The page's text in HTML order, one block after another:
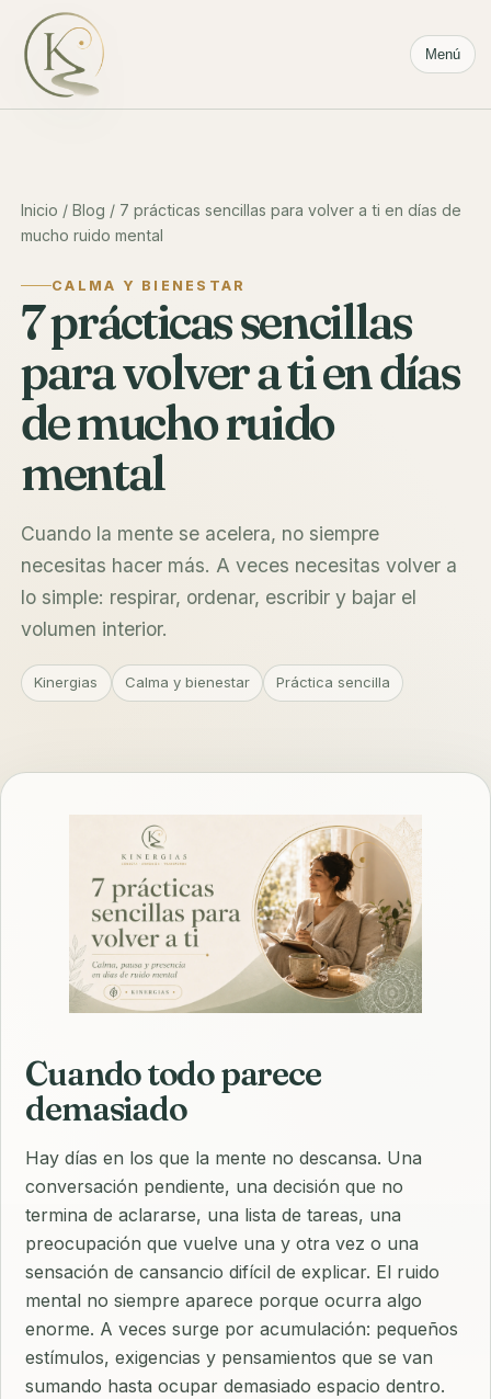
Menú
Inicio /Blog / 7 prácticas sencillas para volver a ti en días de
mucho ruido mental
CALMA Y BIENESTAR
7 prácticas sencillas
para volver a ti en días
de mucho ruido
mental
Cuando la mente se acelera, no siempre
necesitas hacer más. A veces necesitas volver a
lo simple: respirar, ordenar, escribir y bajar el
volumen interior.
Kinergias Calma y bienestar Práctica sencilla
Cuando todo parece
demasiado
Hay días en los que la mente no descansa. Una
conversación pendiente, una decisión que no
termina de aclararse, una lista de tareas, una
preocupación que vuelve una y otra vez o una
sensación de cansancio difícil de explicar. El ruido
mental no siempre aparece porque ocurra algo
enorme. A veces surge por acumulación: pequeños
estímulos, exigencias y pensamientos que se van
sumando hasta ocupar demasiado espacio dentro.